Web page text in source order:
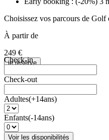
Choisissez vos parcours de Golf
À partir de
249 €
je réserve
Check-in
Check-out
Adultes(+14ans)
Enfants(-14ans)